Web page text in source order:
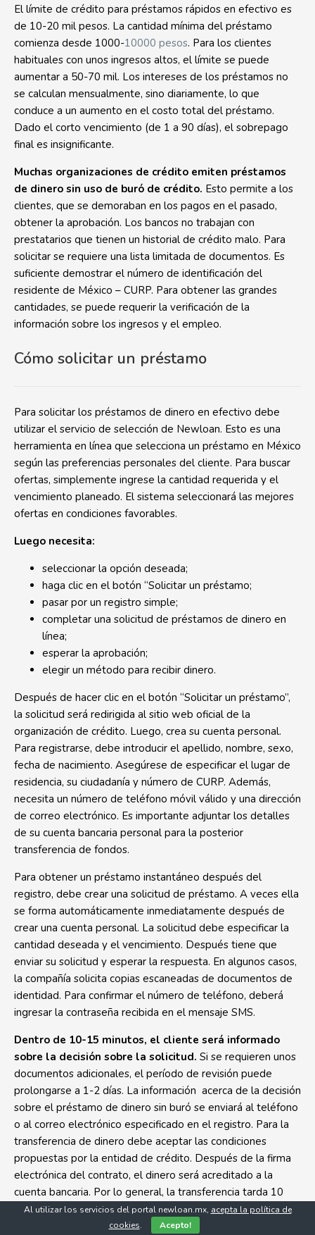
El límite de crédito para préstamos rápidos en efectivo es
de 10-20 mil pesos. La cantidad mínima del préstamo
comienza desde 1000-10000 pesos. Para los clientes
habituales con unos ingresos altos, el límite se puede
aumentar a 50-70 mil. Los intereses de los préstamos no
se calculan mensualmente, sino diariamente, lo que
conduce a un aumento en el costo total del préstamo.
Dado el corto vencimiento (de 1 a 90 días), el sobrepago
final es insignificante.
Muchas organizaciones de crédito emiten préstamos
de dinero sin uso de buró de crédito. Esto permite a los
clientes, que se demoraban en los pagos en el pasado,
obtener la aprobación. Los bancos no trabajan con
prestatarios que tienen un historial de crédito malo. Para
solicitar se requiere una lista limitada de documentos. Es
suficiente demostrar el número de identificación del
residente de México – CURP. Para obtener las grandes
cantidades, se puede requerir la verificación de la
información sobre los ingresos y el empleo.
Cómo solicitar un préstamo
Para solicitar los préstamos de dinero en efectivo debe
utilizar el servicio de selección de Newloan. Esto es una
herramienta en línea que selecciona un préstamo en México
según las preferencias personales del cliente. Para buscar
ofertas, simplemente ingrese la cantidad requerida y el
vencimiento planeado. El sistema seleccionará las mejores
ofertas en condiciones favorables.
Luego necesita:
seleccionar la opción deseada;
haga clic en el botón “Solicitar un préstamo;
pasar por un registro simple;
completar una solicitud de préstamos de dinero en
línea;
esperar la aprobación;
elegir un método para recibir dinero.
Después de hacer clic en el botón “Solicitar un préstamo”,
la solicitud será redirigida al sitio web oficial de la
organización de crédito. Luego, crea su cuenta personal.
Para registrarse, debe introducir el apellido, nombre, sexo,
fecha de nacimiento. Asegúrese de especificar el lugar de
residencia, su ciudadanía y número de CURP. Además,
necesita un número de teléfono móvil válido y una dirección
de correo electrónico. Es importante adjuntar los detalles
de su cuenta bancaria personal para la posterior
transferencia de fondos.
Para obtener un préstamo instantáneo después del
registro, debe crear una solicitud de préstamo. A veces ella
se forma automáticamente inmediatamente después de
crear una cuenta personal. La solicitud debe especificar la
cantidad deseada y el vencimiento. Después tiene que
enviar su solicitud y esperar la respuesta. En algunos casos,
la compañía solicita copias escaneadas de documentos de
identidad. Para confirmar el número de teléfono, deberá
ingresar la contraseña recibida en el mensaje SMS.
Dentro de 10-15 minutos, el cliente será informado
sobre la decisión sobre la solicitud. Si se requieren unos
documentos adicionales, el período de revisión puede
prolongarse a 1-2 días. La información acerca de la decisión
sobre el préstamo de dinero sin buró se enviará al teléfono
o al correo electrónico especificado en el registro. Para la
transferencia de dinero debe aceptar las condiciones
propuestas por la entidad de crédito. Después de la firma
electrónica del contrato, el dinero será acreditado a la
cuenta bancaria. Por lo general, la transferencia tarda 10
minutos, pero debido a las características del sistema
bancario, es posible un retraso de hasta 2 días.
Al utilizar los servicios del portal newloan.mx, acepta la política de
cookies. Acepto!